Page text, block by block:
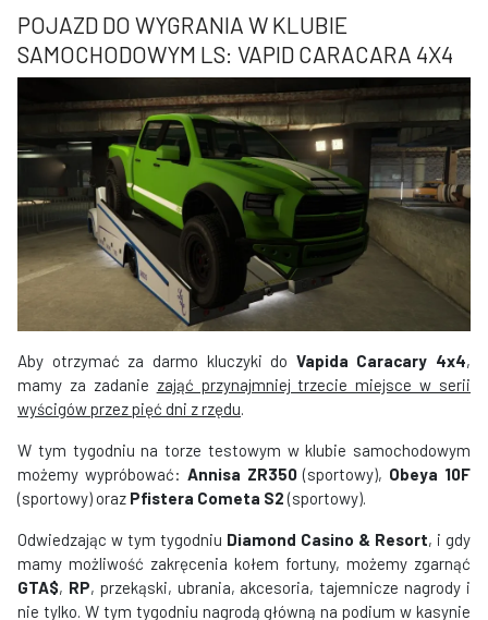
POJAZD DO WYGRANIA W KLUBIE
SAMOCHODOWYM LS: VAPID CARACARA 4X4
Aby otrzymać za darmo kluczyki do Vapida Caracary 4x4,
mamy za zadanie zająć przynajmniej trzecie miejsce w serii
wyścigów przez pięć dni z rzędu
W tym tygodniu na torze testowym w klubie samochodowym
możemy wypróbować: Annisa ZR350(sportowy), Obeya 10F
(sportowy) oraz Pfistera Cometa S2(sportowy).
Odwiedzając w tym tygodniu Diamond Casino & Resort, i gdy
mamy możliwość zakręcenia kołem fortuny, możemy zgarnąć
GTA$, RP, przekąski, ubrania, akcesoria, tajemnicze nagrody i
nie tylko. W tym tygodniu nagrodą główną na podium w kasynie